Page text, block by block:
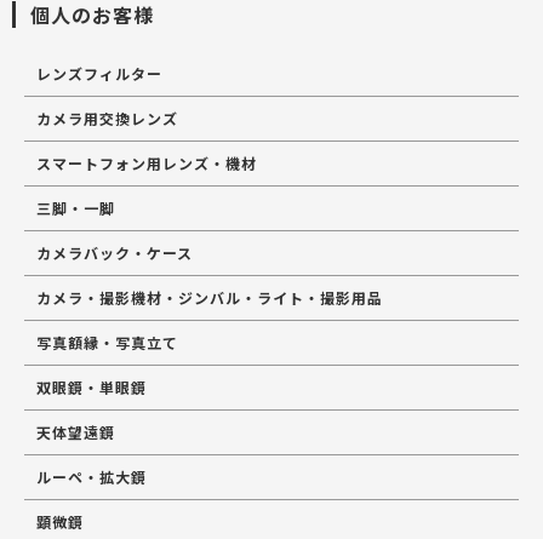
個人のお客様
レンズフィルター
カメラ用交換レンズ
スマートフォン用レンズ・機材
三脚・一脚
カメラバック・ケース
カメラ・撮影機材・ジンバル・ライト・撮影用品
写真額縁・写真立て
双眼鏡・単眼鏡
天体望遠鏡
ルーペ・拡大鏡
顕微鏡